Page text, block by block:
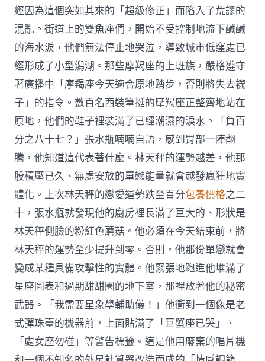
經因為這個突如其來的「超級修正」而陷入了荒謬的
混亂。街道上的雙魚座們，開始不受控制地流下鹹鹹
的海水淚，他們無法停止地哭泣，導致城市低窪處已
經形成了小型潟湖。那些摩羯座的上班族，嚴格遵守
著廣播中「摩羯座今天適合原地踏步，否則將失去襪
子」的指令。數百名西裝筆挺的摩羯座正整齊地站在
原地，他們的鞋子裡裝滿了已經潮濕的淚水。「負百
分之八十七？」張水瓶喃喃自語，感到胃部一陣翻
騰，他知道這代表著什麼。林天秤的運勢越差，他那
股積壓已久、無處安放的單戀能量就會越發瘋狂地實
體化。上次林天秤的戀愛運勢跌至百分包養價格之二
十，張水瓶就發現他的廚房裡長滿了巨大的、形狀是
林天秤側臉的粉紅色蘑菇。他必須在今天結束前，將
林天秤的運勢至少提升到零。否則，他那份單戀就會
變成某種具備攻擊性的實體。他緊張地跑進他堆滿了
星座圖表和過期甜甜圈的地下室，那裡放著他的秘密
武器。「我需要星象學輔助儀！」他衝到一個像是老
式彈珠臺的機器前，上面貼滿了「巨蟹座已哭」、
「處女座勿碰」等警告標籤。這是他用廢棄的唱片機